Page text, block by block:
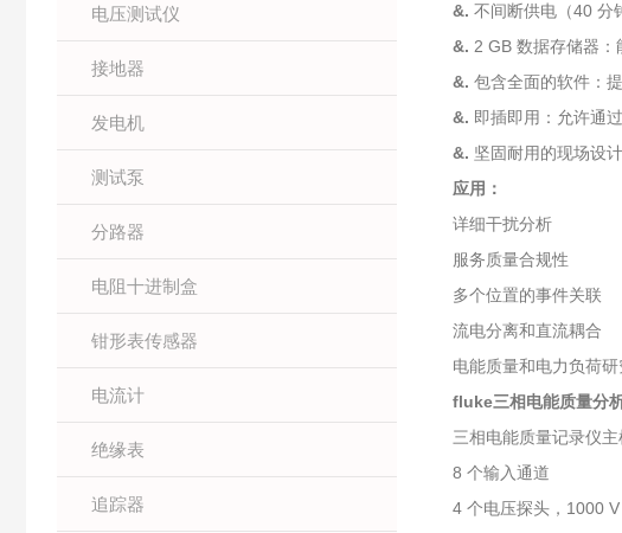
电压测试仪
接地器
发电机
测试泵
分路器
电阻十进制盒
钳形表传感器
电流计
绝缘表
追踪器
&.不间断供电（40
&. 2 GB 数据存储器
&.包含全面的软件：
&. 即插即用：允许通
&. 坚固耐用的现场设
应用：
详细干扰分析
服务质量合规性
多个位置的事件关联
流电分离和直流耦合
电能质量和电力负荷研
fluke三相电能质量分
三相电能质量记录仪主
8 个输入通道
4 个电压探头，1000 V